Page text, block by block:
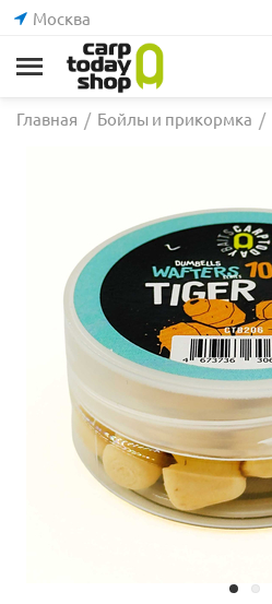
Москва
Главная / Бойлы и прикормка /